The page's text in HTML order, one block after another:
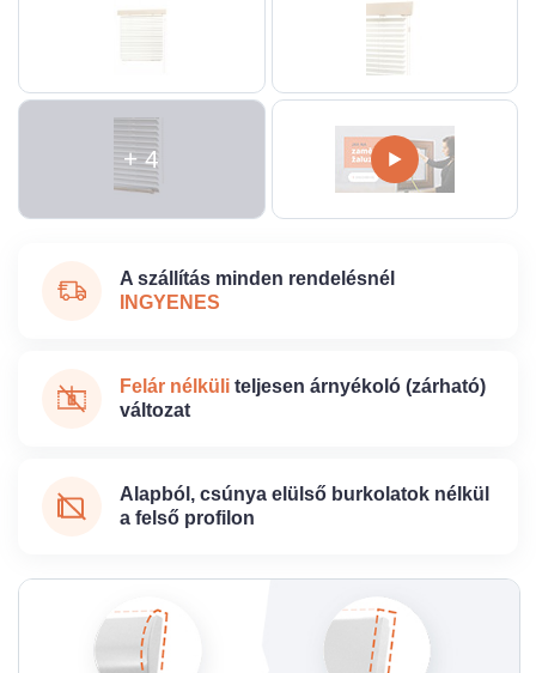
+ 4
A szállítás minden rendelésnél
INGYENES
Felár nélküli teljesen árnyékoló (zárható)
változat
Alapból, csúnya elülső burkolatok nélkül
a felső profilon